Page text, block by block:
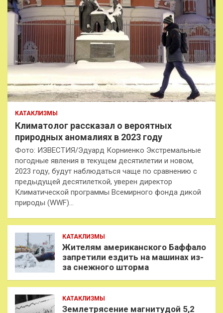
КАТАКЛИЗМЫ
Климатолог рассказал о вероятных
природных аномалиях в 2023 году
Фото: ИЗВЕСТИЯ/Эдуард Корниенко Экстремальные
погодные явления в текущем десятилетии и новом,
2023 году, будут наблюдаться чаще по сравнению с
предыдущей десятилеткой, уверен директор
Климатической программы Всемирного фонда дикой
природы (WWF)…
КАТАКЛИЗМЫ
Жителям американского Баффало
запретили ездить на машинах из-
за снежного шторма
КАТАКЛИЗМЫ
Землетрясение магнитудой 5,2